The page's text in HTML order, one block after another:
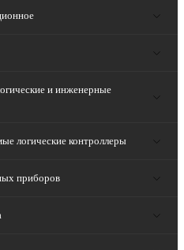
и инженерные
логические контроллеры
приборов